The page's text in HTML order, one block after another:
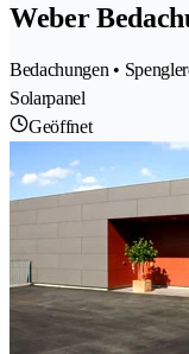
Weber
Bedachungen •
Solarpanel
Geöffnet